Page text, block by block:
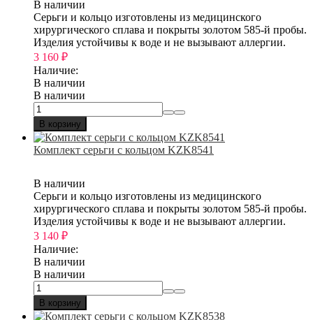
В наличии
Серьги и кольцо изготовлены из медицинского
хирургического сплава и покрыты золотом 585-й пробы.
Изделия устойчивы к воде и не вызывают аллергии.
3 160 ₽
Наличие:
В наличии
В наличии
В корзину
Комплект серьги с кольцом KZK8541
В наличии
Серьги и кольцо изготовлены из медицинского
хирургического сплава и покрыты золотом 585-й пробы.
Изделия устойчивы к воде и не вызывают аллергии.
3 140 ₽
Наличие:
В наличии
В наличии
В корзину